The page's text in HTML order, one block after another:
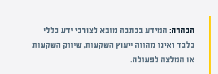
הבהרה: המידע בכתבה מובא לצורכי ידע כללי
בלבד ואינו מהווה ייעוץ השקעות, שיווק השקעות
או המלצה לפעולה.